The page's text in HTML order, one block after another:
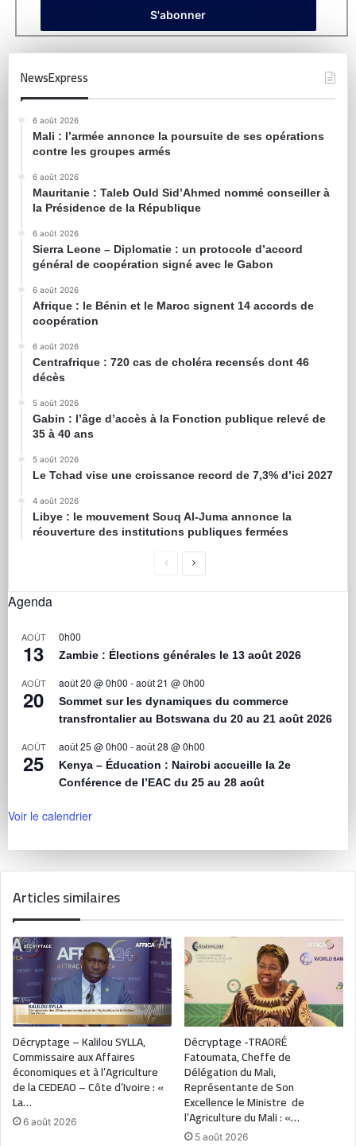
NewsExpress
6 août 2026
Mali : l’armée annonce la poursuite de ses opérations
contre les groupes armés
6 août 2026
Mauritanie : Taleb Ould Sid’Ahmed nommé conseiller à
la Présidence de la République
6 août 2026
Sierra Leone – Diplomatie : un protocole d’accord
général de coopération signé avec le Gabon
6 août 2026
Afrique : le Bénin et le Maroc signent 14 accords de
coopération
6 août 2026
Centrafrique : 720 cas de choléra recensés dont 46
décès
5 août 2026
Gabin : l’âge d’accès à la Fonction publique relevé de
35 à 40 ans
5 août 2026
Le Tchad vise une croissance record de 7,3% d’ici 2027
4 août 2026
Libye : le mouvement Souq Al-Juma annonce la
réouverture des institutions publiques fermées
Agenda
AOÛT
13
0h00
Zambie : Élections générales le 13 août 2026
AOÛT
20
août 20 @ 0h00 -août 21 @ 0h00
Sommet sur les dynamiques du commerce
transfrontalier au Botswana du 20 au 21 août 2026
AOÛT
25
août 25 @ 0h00 -août 28 @ 0h00
Kenya – Éducation : Nairobi accueille la 2e
Conférence de l’EAC du 25 au 28 août
Voir le calendrier
Articles similaires
Décryptage – Kalilou SYLLA,
Commissaire aux Affaires
économiques et à l’Agriculture
de la CEDEAO – Côte d’Ivoire : «
La…
6 août 2026
Décryptage -TRAORÉ
Fatoumata, Cheffe de
Délégation du Mali,
Représentante de Son
Excellence le Ministre de
l’Agriculture du Mali : «…
5 août 2026